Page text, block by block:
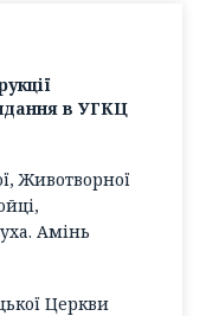
в УГКЦ
Животворної
Амінь
Церкви